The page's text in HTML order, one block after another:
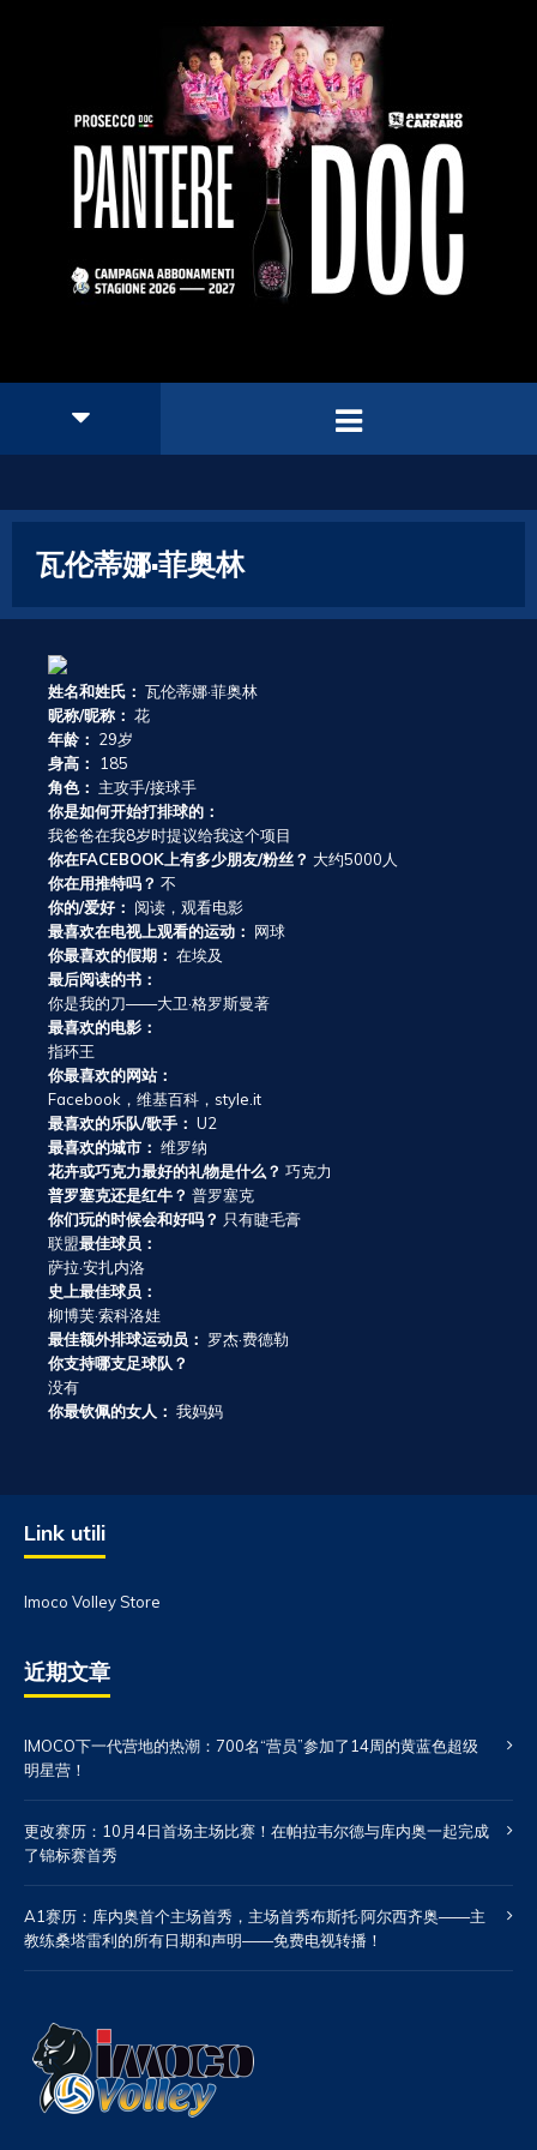
瓦伦蒂娜·菲奥林
姓名和姓氏： 瓦伦蒂娜·菲奥林
昵称/昵称： 花
年龄： 29岁
身高：
185
角色： 主攻手/接球手
你是如何开始打排球的：
我爸爸在我8岁时提议给我这个项目
你在FACEBOOK上有多少朋友/粉丝？ 大约5000人
你在用推特吗？ 不
你的/爱好： 阅读，观看电影
最喜欢在电视上观看的运动： 网球
你最喜欢的假期： 在埃及
最后阅读的书：
你是我的刀——大卫·格罗斯曼著
最喜欢的电影：
指环王
你最喜欢的网站：
Facebook，维基百科，style.it
最喜欢的乐队/歌手： U2
最喜欢的城市： 维罗纳
花卉或巧克力最好的礼物是什么？ 巧克力
普罗塞克还是红牛？ 普罗塞克
你们玩的时候会和好吗？ 只有睫毛膏
联盟最佳球员：
萨拉·安扎内洛
史上最佳球员：
柳博芙·索科洛娃
最佳额外排球运动员： 罗杰·费德勒
你支持哪支足球队？
没有
你最钦佩的女人： 我妈妈
Link utili
Imoco Volley Store
近期文章
IMOCO下一代营地的热潮：700名“营员”参加了14周的黄蓝色超级
明星营！
更改赛历：10月4日首场主场比赛！在帕拉韦尔德与库内奥一起完成
了锦标赛首秀
A1赛历：库内奥首个主场首秀，主场首秀布斯托·阿尔西齐奥——主
教练桑塔雷利的所有日期和声明——免费电视转播！